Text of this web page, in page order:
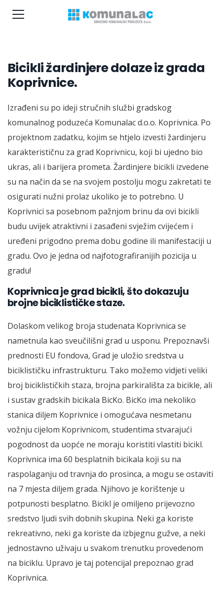
Bicikli žardinjere dolaze iz grada
Koprivnice.
Izrađeni su po ideji stručnih službi gradskog
komunalnog poduzeća Komunalac d.o.o. Koprivnica. Po
projektnom zadatku, kojim se htjelo izvesti žardinjeru
karakterističnu za grad Koprivnicu, koji bi ujedno bio
ukras, ali i barijera prometa. Žardinjere bicikli izvedene
su na način da se na svojem postolju mogu zakretati te
osigurati nužni prolaz ukoliko je to potrebno. U
Koprivnici sa posebnom pažnjom brinu da ovi bicikli
budu uvijek atraktivni i zasađeni svježim cvijećem i
uređeni prigodno prema dobu godine ili manifestaciji u
gradu. Ovo je jedna od najfotografiranijih pozicija u
gradu!
Koprivnica je grad bicikli, što dokazuju
brojne biciklističke staze.
Dolaskom velikog broja studenata Koprivnica se
nametnula kao sveučilišni grad u usponu. Prepoznavši
prednosti EU fondova, Grad je uložio sredstva u
biciklističku infrastrukturu. Tako možemo vidjeti veliki
broj biciklističkih staza, brojna parkirališta za bicikle, ali
i sustav gradskih bicikala BicKo. BicKo ima nekoliko
stanica diljem Koprivnice i omogućava nesmetanu
vožnju cijelom Koprivnicom, studentima stvarajući
pogodnost da uopće ne moraju koristiti vlastiti bicikl.
Koprivnica ima 60 besplatnih bicikala koji su na
raspolaganju od travnja do prosinca, a mogu se ostaviti
na 7 mjesta diljem grada. Njihovo je korištenje u
potpunosti besplatno. Bicikl je omiljeno prijevozno
sredstvo ljudi svih dobnih skupina. Neki ga koriste
rekreativno, neki ga koriste da izbjegnu gužve, a neki
jednostavno uživaju u svakom trenutku provedenom
na biciklu. Upravo je taj potencijal prepoznao grad
Koprivnica.